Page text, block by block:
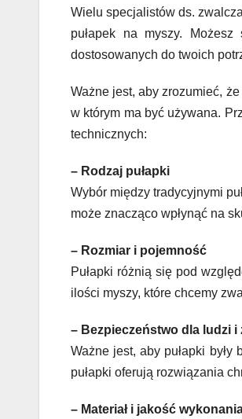
Wielu specjalistów ds.
pułapek na myszy.
dostosowanych do twoich
Ważne jest, aby zrozumieć,
w którym ma być używana.
technicznych:
– Rodzaj pułapki
Wybór między tradycyjnymi
może znacząco wpłynąć na
– Rozmiar i pojemność
Pułapki różnią się pod
ilości myszy, które chcemy
– Bezpieczeństwo dla ludzi i
Ważne jest, aby pułapki
pułapki oferują rozwiązania
– Materiał i jakość